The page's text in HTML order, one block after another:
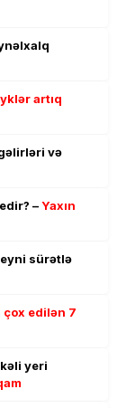
artıq
və
–Yaxın
eyni sürətlə
çox edilən 7
yeri